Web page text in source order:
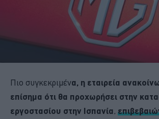
Πιο συγκεκριμένα, η εταιρεία
επίσημα ότι θα προχωρήσει στην
εργοστασίου στην Ισπανία,